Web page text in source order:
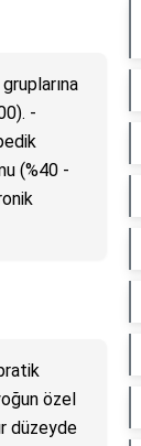
-
(%40 -
özel
düzeyde